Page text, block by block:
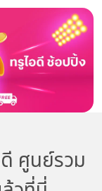
ศูนย์รวม